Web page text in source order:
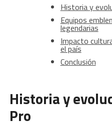
Historia y
Equipos
legendarias
Impacto
el país
Conclusión
Historia y
Pro